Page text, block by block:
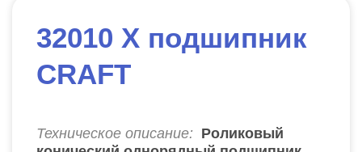
32010 X подшипник
CRAFT
Техническое описание: Роликовый